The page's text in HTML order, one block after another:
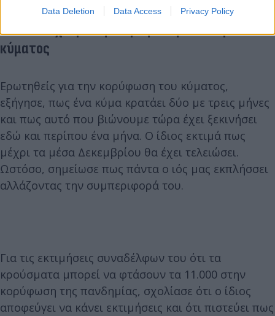
Data Deletion Data Access Privacy Policy
Πότε θα έχουμε την κορύφωση του τωρινού
κύματος
Ερωτηθείς για την κορύφωση του κύματος,
εξήγησε, πως ένα κύμα κρατάει δύο με τρεις μήνες
και πως αυτό που βιώνουμε τώρα έχει ξεκινήσει
εδώ και περίπου ένα μήνα. Ο ίδιος εκτιμά πως
μέχρι τα μέσα Δεκεμβρίου θα έχει τελειώσει.
Ωστόσο, σημείωσε πως πάντα ο ιός μας εκπλήσσει
αλλάζοντας την συμπεριφορά του.
Για τις εκτιμήσεις συναδέλφων του ότι τα
κρούσματα μπορεί να φτάσουν τα 11.000 στην
κορύφωση της πανδημίας, σχολίασε ότι ο ίδιος
αποφεύγει να κάνει εκτιμήσεις και ότι πιστεύει πως